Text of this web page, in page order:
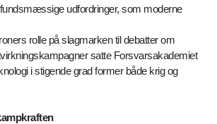
udfordringer, som moderne
rolle på slagmarken til debatter om
satte Forsvarsakademiet
i stigende grad former både krig og